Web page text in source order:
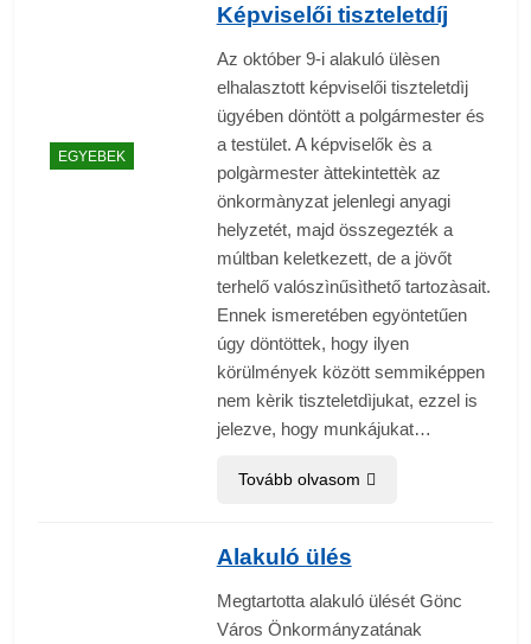
EGYEBEK
Képviselői tiszteletdíj
Az október 9-i alakuló ülèsen
elhalasztott képviselői tiszteletdìj
ügyében döntött a polgármester és
a testület. A képviselők ès a
polgàrmester àttekintettèk az
önkormànyzat jelenlegi anyagi
helyzetét, majd összegezték a
múltban keletkezett, de a jövőt
terhelő valószìnűsìthető tartozàsait.
Ennek ismeretében egyöntetűen
úgy döntöttek, hogy ilyen
körülmények között semmiképpen
nem kèrik tiszteletdìjukat, ezzel is
jelezve, hogy munkájukat…
Tovább olvasom
Alakuló ülés
Megtartotta alakuló ülését Gönc
Város Önkormányzatának